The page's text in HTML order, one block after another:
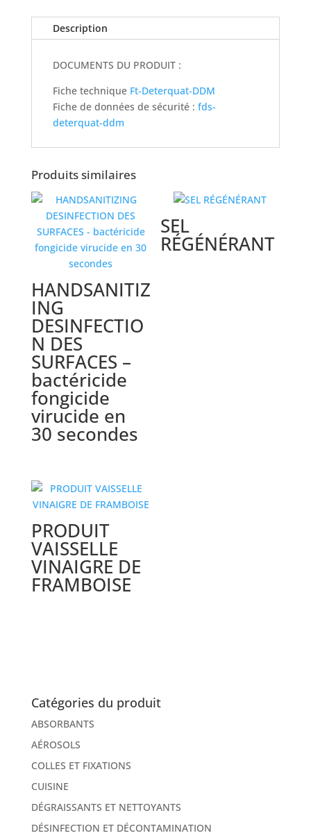
Description
DOCUMENTS DU PRODUIT :
Fiche technique Ft-Deterquat-DDM
Fiche de données de sécurité : fds-
deterquat-ddm
Produits similaires
HANDSANITIZ
ING
DESINFECTIO
N DES
SURFACES –
bactéricide
fongicide
virucide en
30 secondes
SEL
RÉGÉNÉRANT
PRODUIT
VAISSELLE
VINAIGRE DE
FRAMBOISE
Catégories du produit
ABSORBANTS
AÉROSOLS
COLLES ET FIXATIONS
CUISINE
DÉGRAISSANTS ET NETTOYANTS
DÉSINFECTION ET DÉCONTAMINATION